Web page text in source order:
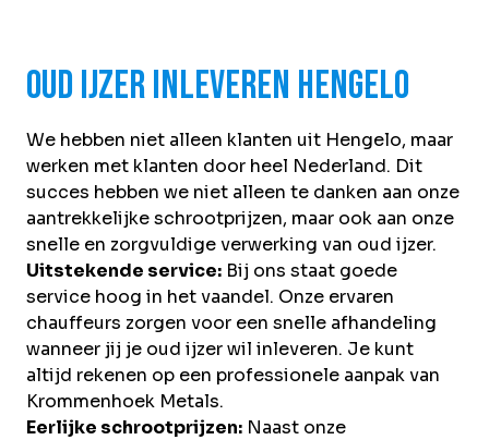
Oud ijzer inleveren Hengelo
We hebben niet alleen klanten uit Hengelo, maar
werken met klanten door heel Nederland. Dit
succes hebben we niet alleen te danken aan onze
aantrekkelijke schrootprijzen, maar ook aan onze
snelle en zorgvuldige verwerking van oud ijzer.
Uitstekende service: Bij ons staat goede
service hoog in het vaandel. Onze ervaren
chauffeurs zorgen voor een snelle afhandeling
wanneer jij je oud ijzer wil inleveren. Je kunt
altijd rekenen op een professionele aanpak van
Krommenhoek Metals.
Eerlijke schrootprijzen: Naast onze